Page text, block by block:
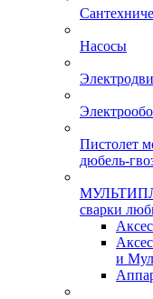
Насосы
Пистолет
дюбель-
сварки
и